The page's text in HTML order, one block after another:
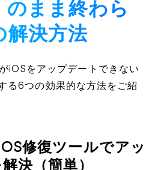
のまま終わら
解決方法
iOSをアップデートできない
る6つの効果的な方法をご紹
修復ツールでアッ
決（簡単）